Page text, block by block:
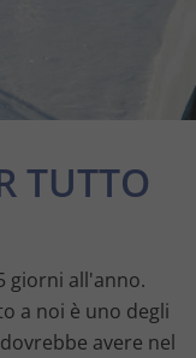
TUTTO
giorni all'anno.
a noi è uno degli
avere nel